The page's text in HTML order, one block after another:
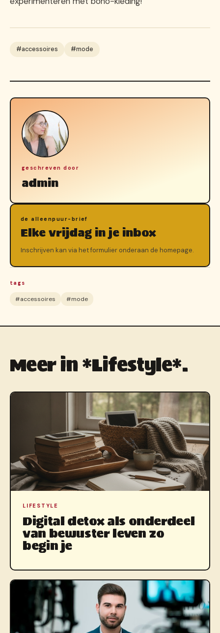
#accessoires #mode
geschreven door
admin
de alleenpuur-brief
Elke vrijdag in je inbox
Inschrijven kan via het formulier onderaan de homepage.
tags
#accessoires #mode
Meer in *Lifestyle*.
LIFESTYLE
Digital detox als onderdeel
van bewuster leven zo
begin je